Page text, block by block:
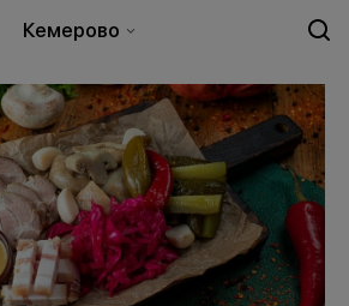
Кемерово